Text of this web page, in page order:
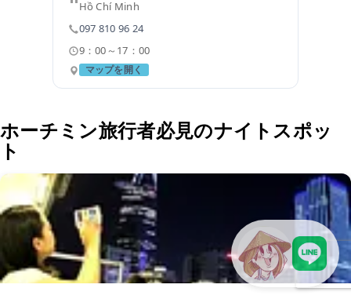
Hồ Chí Minh
097 810 96 24
9：00～17：00
マップを開く
ホーチミン旅行者必見のナイトスポッ
ト